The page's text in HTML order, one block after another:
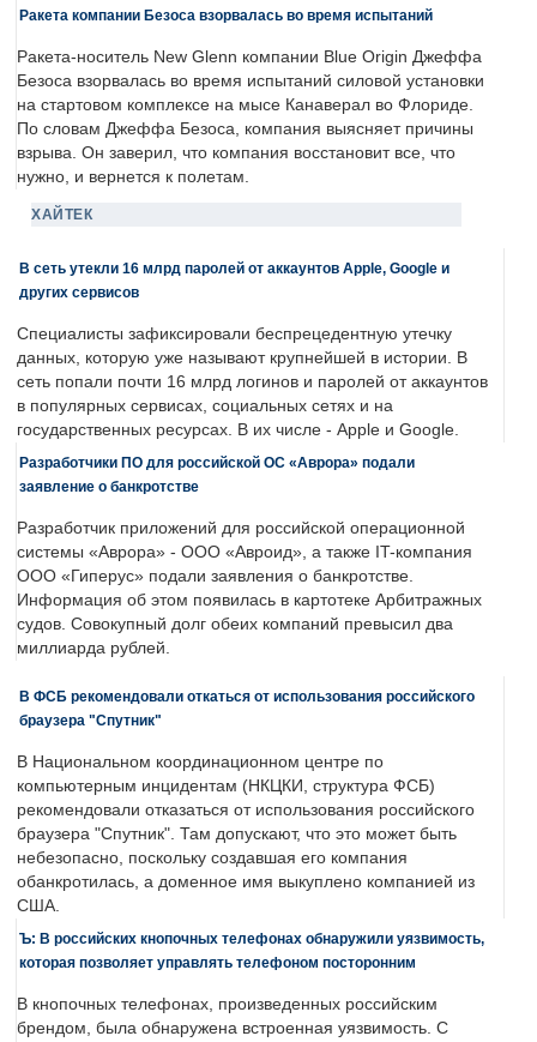
Ракета компании Безоса взорвалась во время испытаний
Ракета-носитель New Glenn компании Blue Origin Джеффа
Безоса взорвалась во время испытаний силовой установки
на стартовом комплексе на мысе Канаверал во Флориде.
По словам Джеффа Безоса, компания выясняет причины
взрыва. Он заверил, что компания восстановит все, что
нужно, и вернется к полетам.
ХАЙТЕК
В сеть утекли 16 млрд паролей от аккаунтов Apple, Google и
других сервисов
Специалисты зафиксировали беспрецедентную утечку
данных, которую уже называют крупнейшей в истории. В
сеть попали почти 16 млрд логинов и паролей от аккаунтов
в популярных сервисах, социальных сетях и на
государственных ресурсах. В их числе - Apple и Google.
Разработчики ПО для российской ОС «Аврора» подали
заявление о банкротстве
Разработчик приложений для российской операционной
системы «Аврора» - ООО «Авроид», а также IT-компания
ООО «Гиперус» подали заявления о банкротстве.
Информация об этом появилась в картотеке Арбитражных
судов. Совокупный долг обеих компаний превысил два
миллиарда рублей.
В ФСБ рекомендовали откаться от использования российского
браузера "Спутник"
В Национальном координационном центре по
компьютерным инцидентам (НКЦКИ, структура ФСБ)
рекомендовали отказаться от использования российского
браузера "Спутник". Там допускают, что это может быть
небезопасно, поскольку создавшая его компания
обанкротилась, а доменное имя выкуплено компанией из
США.
Ъ: В российских кнопочных телефонах обнаружили уязвимость,
которая позволяет управлять телефоном посторонним
В кнопочных телефонах, произведенных российским
брендом, была обнаружена встроенная уязвимость. С